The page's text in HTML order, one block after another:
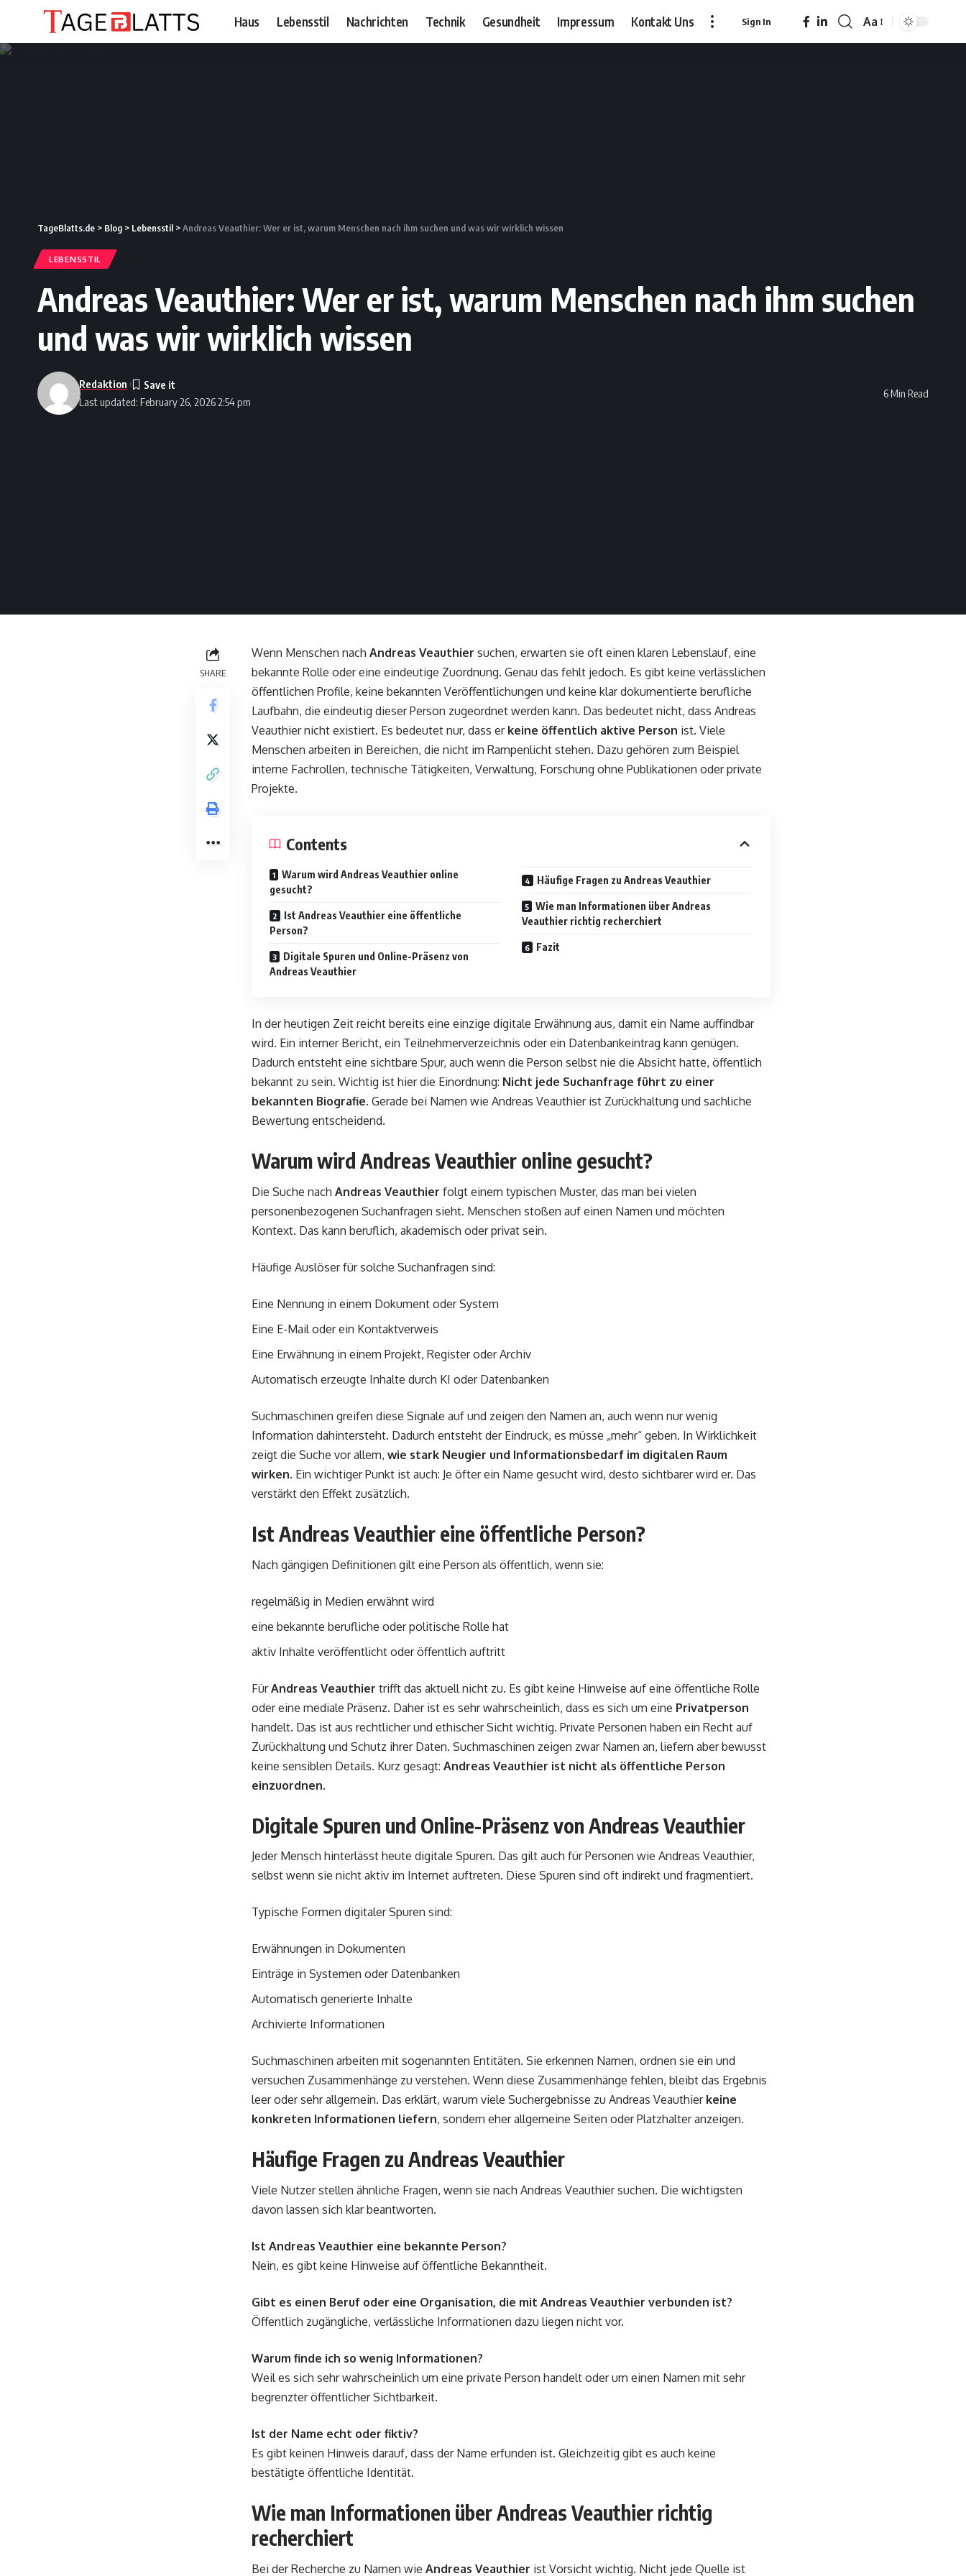
Haus Lebensstil Nachrichten Technik Gesundheit Impressum Kontakt Uns Sign In
Font
Aa
TageBlatts.de > Blog > Lebensstil >Andreas Veauthier: Wer er ist, warum Menschen nach ihm suchen und was wir wirklich wissen
LEBENSSTIL
Andreas Veauthier: Wer er ist, warum Menschen nach ihm suchen
und was wir wirklich wissen
Last updated: February 26, 2026 2:54 pm
Redaktion
6 Min Read
SHARE
Wenn Menschen nach Andreas Veauthier suchen, erwarten sie oft einen klaren Lebenslauf, eine
bekannte Rolle oder eine eindeutige Zuordnung. Genau das fehlt jedoch. Es gibt keine verlässlichen
öffentlichen Profile, keine bekannten Veröffentlichungen und keine klar dokumentierte berufliche
Laufbahn, die eindeutig dieser Person zugeordnet werden kann. Das bedeutet nicht, dass Andreas
Veauthier nicht existiert. Es bedeutet nur, dass er keine öffentlich aktive Person ist. Viele
Menschen arbeiten in Bereichen, die nicht im Rampenlicht stehen. Dazu gehören zum Beispiel
interne Fachrollen, technische Tätigkeiten, Verwaltung, Forschung ohne Publikationen oder private
Projekte.
Contents
Warum wird Andreas Veauthier online
gesucht?
Ist Andreas Veauthier eine öffentliche
Person?
Digitale Spuren und Online-Präsenz von
Andreas Veauthier
Häufige Fragen zu Andreas Veauthier
Wie man Informationen über Andreas
Veauthier richtig recherchiert
Fazit
In der heutigen Zeit reicht bereits eine einzige digitale Erwähnung aus, damit ein Name auffindbar
wird. Ein interner Bericht, ein Teilnehmerverzeichnis oder ein Datenbankeintrag kann genügen.
Dadurch entsteht eine sichtbare Spur, auch wenn die Person selbst nie die Absicht hatte, öffentlich
bekannt zu sein. Wichtig ist hier die Einordnung: Nicht jede Suchanfrage führt zu einer
bekannten Biografie. Gerade bei Namen wie Andreas Veauthier ist Zurückhaltung und sachliche
Bewertung entscheidend.
Warum wird Andreas Veauthier online gesucht?
Die Suche nach Andreas Veauthier folgt einem typischen Muster, das man bei vielen
personenbezogenen Suchanfragen sieht. Menschen stoßen auf einen Namen und möchten
Kontext. Das kann beruflich, akademisch oder privat sein.
Häufige Auslöser für solche Suchanfragen sind:
Eine Nennung in einem Dokument oder System
Eine E-Mail oder ein Kontaktverweis
Eine Erwähnung in einem Projekt, Register oder Archiv
Automatisch erzeugte Inhalte durch KI oder Datenbanken
Suchmaschinen greifen diese Signale auf und zeigen den Namen an, auch wenn nur wenig
Information dahintersteht. Dadurch entsteht der Eindruck, es müsse „mehr“ geben. In Wirklichkeit
zeigt die Suche vor allem, wie stark Neugier und Informationsbedarf im digitalen Raum
wirken. Ein wichtiger Punkt ist auch: Je öfter ein Name gesucht wird, desto sichtbarer wird er. Das
verstärkt den Effekt zusätzlich.
Ist Andreas Veauthier eine öffentliche Person?
Nach gängigen Definitionen gilt eine Person als öffentlich, wenn sie:
regelmäßig in Medien erwähnt wird
eine bekannte berufliche oder politische Rolle hat
aktiv Inhalte veröffentlicht oder öffentlich auftritt
FürAndreas Veauthier trifft das aktuell nicht zu. Es gibt keine Hinweise auf eine öffentliche Rolle
oder eine mediale Präsenz. Daher ist es sehr wahrscheinlich, dass es sich um eine Privatperson
handelt. Das ist aus rechtlicher und ethischer Sicht wichtig. Private Personen haben ein Recht auf
Zurückhaltung und Schutz ihrer Daten. Suchmaschinen zeigen zwar Namen an, liefern aber bewusst
keine sensiblen Details. Kurz gesagt: Andreas Veauthier ist nicht als öffentliche Person
einzuordnen.
Digitale Spuren und Online-Präsenz von Andreas Veauthier
Jeder Mensch hinterlässt heute digitale Spuren. Das gilt auch für Personen wie Andreas Veauthier,
selbst wenn sie nicht aktiv im Internet auftreten. Diese Spuren sind oft indirekt und fragmentiert.
Typische Formen digitaler Spuren sind:
Erwähnungen in Dokumenten
Einträge in Systemen oder Datenbanken
Automatisch generierte Inhalte
Archivierte Informationen
Suchmaschinen arbeiten mit sogenannten Entitäten. Sie erkennen Namen, ordnen sie ein und
versuchen Zusammenhänge zu verstehen. Wenn diese Zusammenhänge fehlen, bleibt das Ergebnis
leer oder sehr allgemein. Das erklärt, warum viele Suchergebnisse zu Andreas Veauthier keine
konkreten Informationen liefern, sondern eher allgemeine Seiten oder Platzhalter anzeigen.
Häufige Fragen zu Andreas Veauthier
Viele Nutzer stellen ähnliche Fragen, wenn sie nach Andreas Veauthier suchen. Die wichtigsten
davon lassen sich klar beantworten.
Ist Andreas Veauthier eine bekannte Person?
Nein, es gibt keine Hinweise auf öffentliche Bekanntheit.
Gibt es einen Beruf oder eine Organisation, die mit Andreas Veauthier verbunden ist?
Öffentlich zugängliche, verlässliche Informationen dazu liegen nicht vor.
Warum finde ich so wenig Informationen?
Weil es sich sehr wahrscheinlich um eine private Person handelt oder um einen Namen mit sehr
begrenzter öffentlicher Sichtbarkeit.
Ist der Name echt oder fiktiv?
Es gibt keinen Hinweis darauf, dass der Name erfunden ist. Gleichzeitig gibt es auch keine
bestätigte öffentliche Identität.
Wie man Informationen über Andreas Veauthier richtig
recherchiert
Bei der Recherche zu Namen wie Andreas Veauthier ist Vorsicht wichtig. Nicht jede Quelle ist